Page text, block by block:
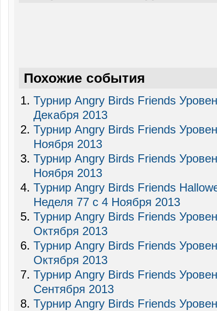
Похожие события
Турнир Angry Birds Friends
Декабря 2013
Турнир Angry Birds Friends
Ноября 2013
Турнир Angry Birds Friends
Ноября 2013
Турнир Angry Birds Friends
Неделя 77 c 4 Ноября 2013
Турнир Angry Birds Friends
Октября 2013
Турнир Angry Birds Friends
Октября 2013
Турнир Angry Birds Friends
Сентября 2013
Турнир Angry Birds Friends